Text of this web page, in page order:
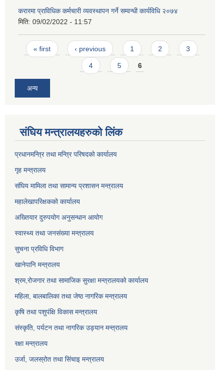
करारमा प्राविधिक कर्मचारी व्यवस्थापन गर्ने सम्वन्धी कार्यविधि २०७४
मिति: 09/02/2022 - 11:57
Pages
« first ‹ previous 1 2 3
4 5 6
अन्य
संघिय मन्त्र‍ालयहरुको लिंक
प्रधानमन्त्रि तथा मन्त्रि परिषदको कार्यालय
गृह मन्त्रालय
संघिय मामिला तथा सामान्य प्रशासन मन्त्रालय
महालेखापरिक्षकको कार्यालय
अख्तियार दुरुपयोग अनुसन्धान आयोग
स्वास्थ्य तथा जनसंख्या मन्त्रालय
सुचना प्रविधि विभाग
खानेपानि मन्त्रालय
श्रम,रोजगार तथा सामाजिक सुरक्षा मन्त्रालयको कार्यालय
महिला, बालबालिका तथा जेष्ठ नागरिक मन्त्रालय
कृषि तथा पशुपंक्षि विकास मन्त्रालय
संस्कृति, पर्यटन तथा नागरिक उड्‍यान मन्त्रालय
रक्षा मन्त्रालय
उर्जा, जलस्रोत तथा सिंचाइ मन्त्रालय